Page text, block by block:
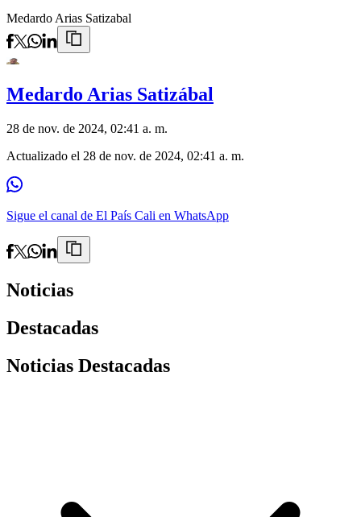
Medardo Arias Satizabal
Medardo Arias Satizábal
28 de nov. de 2024, 02:41 a. m.
Actualizado el 28 de nov. de 2024, 02:41 a. m.
Sigue el canal de El País Cali en WhatsApp
Noticias
Destacadas
Noticias Destacadas